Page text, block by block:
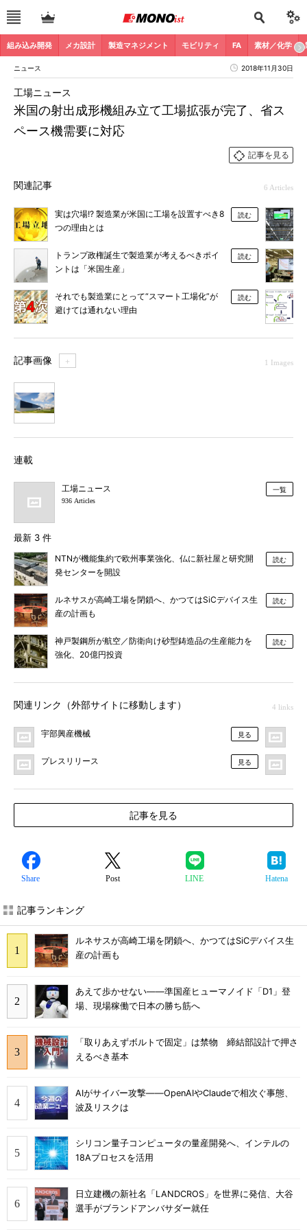
組み込み開発 メカ設計 製造マネジメント モビリティ FA 素材／化学
ニュース 2018年11月30日
米国の射出成形機組み立て工場拡張が完了、省ス
ペース機需要に対応
工場ニュース
記事を見る
関連記事 6 Articles
実は穴場!? 製造業が米国に工場を設置すべき8
つの理由とは
読む
トランプ政権誕生で製造業が考えるべきポイ
ントは「米国生産」
読む
それでも製造業にとって“スマート工場化”が
避けては通れない理由
読む
記事画像 ＋ 1 Images
連載
工場ニュース
936 Articles
一覧
最新 3 件
NTNが機能集約で欧州事業強化、仏に新社屋と研究開
発センターを開設
読む
ルネサスが高崎工場を閉鎖へ、かつてはSiCデバイス生
産の計画も
読む
神戸製鋼所が航空／防衛向け砂型鋳造品の生産能力を
強化、20億円投資
読む
関連リンク（外部サイトに移動します） 4 links
宇部興産機械 見る
プレスリリース 見る
記事を見る
Share Post LINE Hatena
記事ランキング
ルネサスが高崎工場を閉鎖へ、かつてはSiCデバイス生
産の計画も
あえて歩かせない――準国産ヒューマノイド「D1」登
場、現場稼働で日本の勝ち筋へ
「取りあえずボルトで固定」は禁物 締結部設計で押さ
えるべき基本
AIがサイバー攻撃――OpenAIやClaudeで相次ぐ事態、
波及リスクは
シリコン量子コンピュータの量産開発へ、インテルの
18Aプロセスを活用
日立建機の新社名「LANDCROS」を世界に発信、大谷
選手がブランドアンバサダー就任